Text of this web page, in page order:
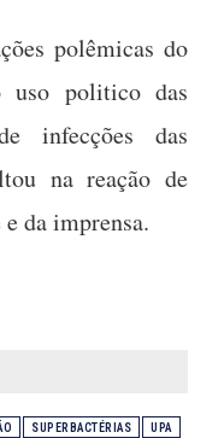
polêmicas do
uso politico das
infecções das
na reação de
da imprensa.
SUPERBACTÉRIAS UPA